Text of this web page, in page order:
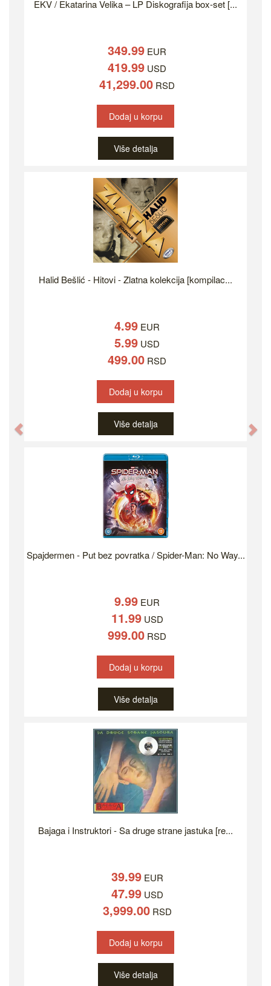
EKV / Ekatarina Velika – LP Diskografija box-set [...
349.99 EUR
419.99 USD
41,299.00 RSD
Dodaj u korpu
Više detalja
Halid Bešlić - Hitovi - Zlatna kolekcija [kompilac...
4.99 EUR
5.99 USD
499.00 RSD
Dodaj u korpu
Više detalja
Spajdermen - Put bez povratka / Spider-Man: No Way...
9.99 EUR
11.99USD
999.00 RSD
Dodaj u korpu
Više detalja
Bajaga i Instruktori - Sa druge strane jastuka [re...
39.99EUR
47.99USD
3,999.00RSD
Dodaj u korpu
Više detalja